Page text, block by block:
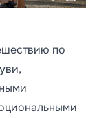
по